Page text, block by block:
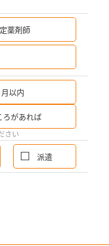
薬剤師
以内
ろがあれば
さい
派遣